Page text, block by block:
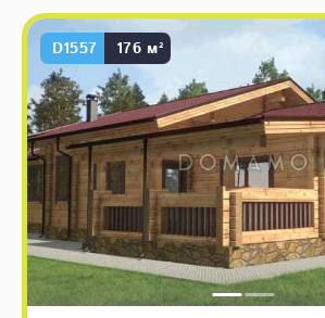
D1557 176 м²